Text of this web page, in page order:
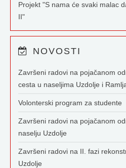
Projekt "S nama će svaki malac
II"
NOVOSTI
Završeni radovi na pojačanom
cesta u naseljima Uzdolje i
Volonterski program za studente
Završeni radovi na pojačanom
naselju Uzdolje
Završeni radovi na II. fazi
Uzdolje